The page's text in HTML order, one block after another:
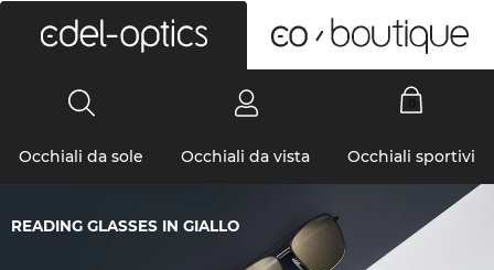
Occhiali da sole Occhiali da vista Occhiali sportivi
READING GLASSES IN GIALLO